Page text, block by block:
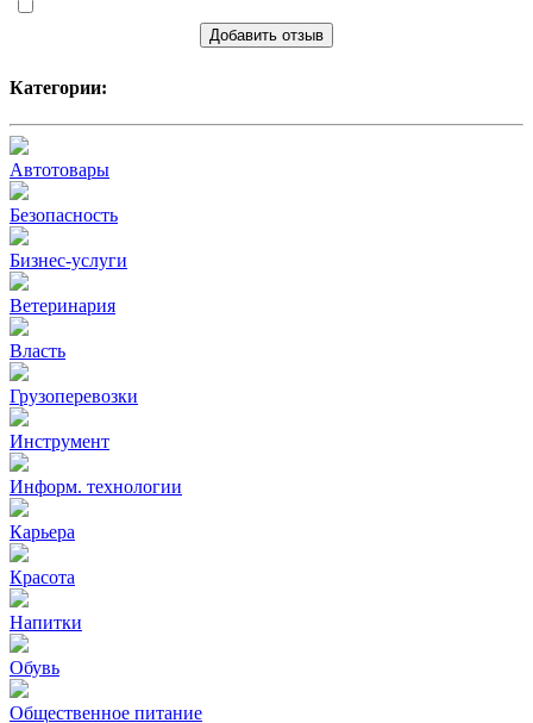
Добавить отзыв
Категории:
Автотовары
Безопасность
Бизнес-услуги
Ветеринария
Власть
Грузоперевозки
Инструмент
Информ. технологии
Карьера
Красота
Напитки
Обувь
Общественное питание